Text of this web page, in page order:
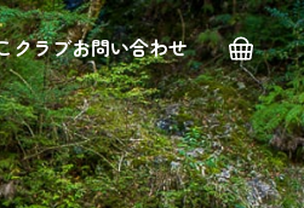
クラブお問い合わせ